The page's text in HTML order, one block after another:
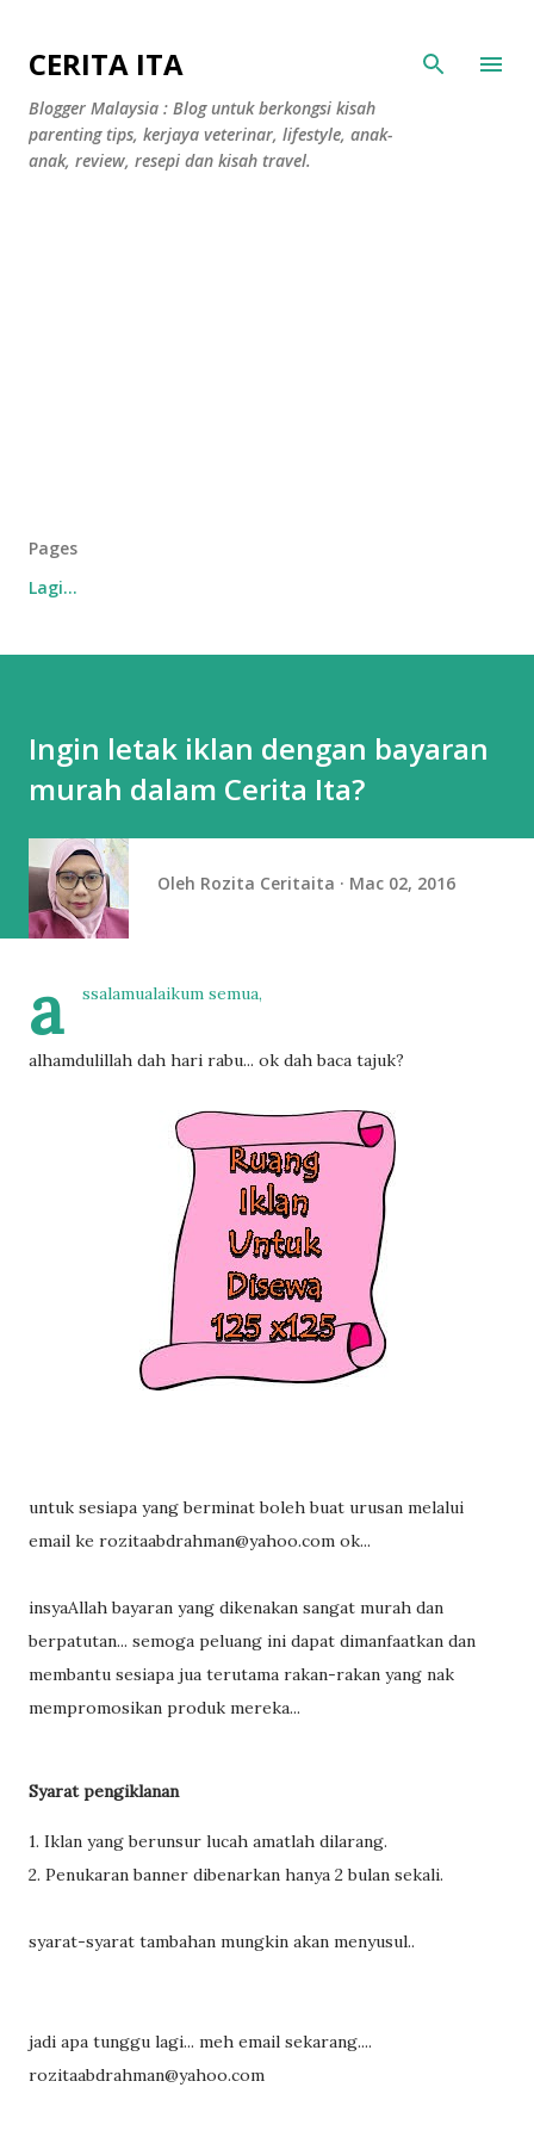
CERITA ITA
Blogger Malaysia : Blog untuk berkongsi kisah
parenting tips, kerjaya veterinar, lifestyle, anak-
anak, review, resepi dan kisah travel.
Pages
Lagi…
Ingin letak iklan dengan bayaran
murah dalam Cerita Ita?
Oleh Rozita Ceritaita Mac 02, 2016
a ssalamualaikum semua,
alhamdulillah dah hari rabu... ok dah baca tajuk?
untuk sesiapa yang berminat boleh buat urusan melalui
email ke rozitaabdrahman@yahoo.com ok...
insyaAllah bayaran yang dikenakan sangat murah dan
berpatutan... semoga peluang ini dapat dimanfaatkan dan
membantu sesiapa jua terutama rakan-rakan yang nak
mempromosikan produk mereka...
Syarat pengiklanan
1. Iklan yang berunsur lucah amatlah dilarang.
2. Penukaran banner dibenarkan hanya 2 bulan sekali.
syarat-syarat tambahan mungkin akan menyusul..
jadi apa tunggu lagi... meh email sekarang....
rozitaabdrahman@yahoo.com